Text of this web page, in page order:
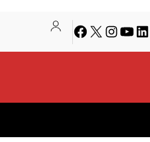
Facebook
X